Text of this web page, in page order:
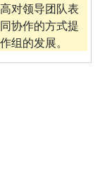
对领导团队表
协作的方式提
组的发展。